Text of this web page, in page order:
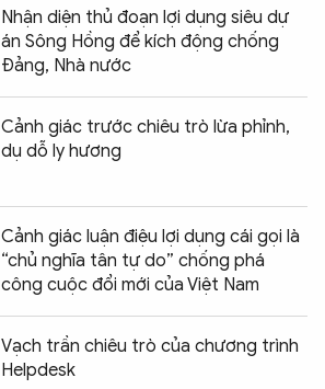
Nhận diện thủ đoạn lợi dụng siêu dự
án Sông Hồng để kích động chống
Đảng, Nhà nước
Cảnh giác trước chiêu trò lừa phỉnh,
dụ dỗ ly hương
Cảnh giác luận điệu lợi dụng cái gọi là
“chủ nghĩa tân tự do” chống phá
công cuộc đổi mới của Việt Nam
Vạch trần chiêu trò của chương trình
Helpdesk